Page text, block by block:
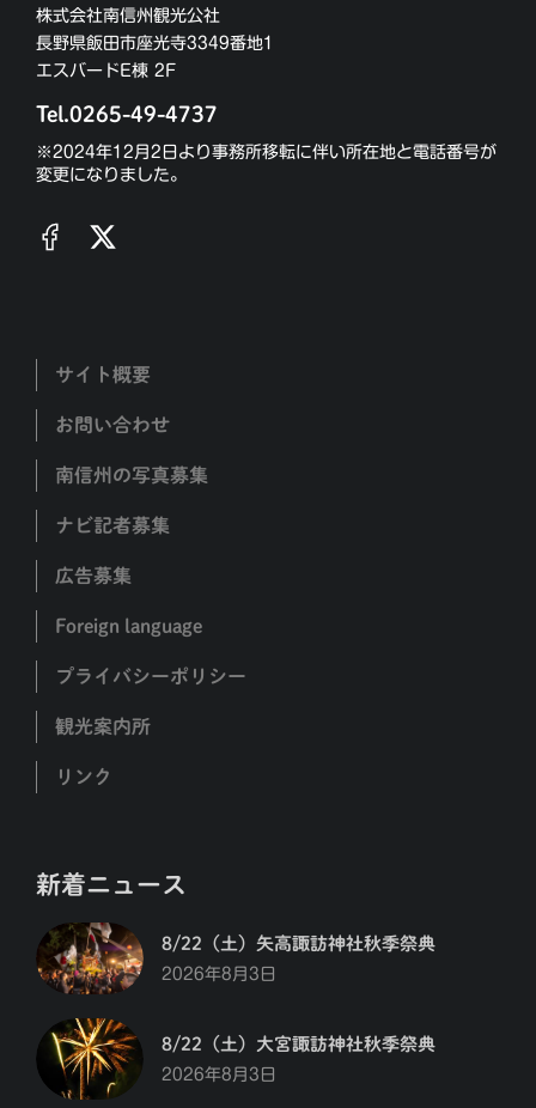
株式会社南信州観光公社
長野県飯田市座光寺3349番地1
エスバードE棟 2F
Tel.0265-49-4737
※2024年12月2日より事務所移転に伴い所在地と電話番号が
変更になりました。
サイト概要
お問い合わせ
南信州の写真募集
ナビ記者募集
広告募集
Foreign language
プライバシーポリシー
観光案内所
リンク
新着ニュース
8/22（土）矢高諏訪神社秋季祭典
2026年8月3日
8/22（土）大宮諏訪神社秋季祭典
2026年8月3日